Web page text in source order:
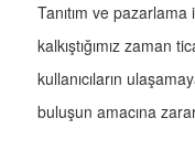
Tanıtım ve pazarlama
kalkıştığımız zaman
kullanıcıların
buluşun amacına